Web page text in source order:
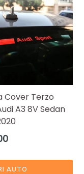
Cover Terzo
A3 8V Sedan
AUTO